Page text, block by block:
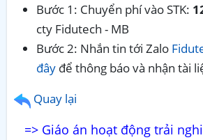
Bước 1: Chuyển phí vào STK:
cty Fidutech - MB
Bước 2: Nhắn tin tới Zalo
đây để thông báo và nhận tài
Quay lại
=> Giáo án hoạt động trải